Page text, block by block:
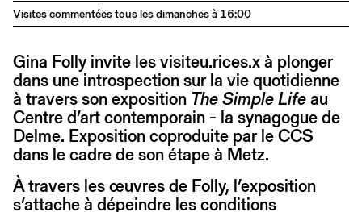
Visites commentées tous les dimanches à 16:00
Gina Folly invite les visiteu.rices.x à plonger
dans une introspection sur la vie quotidienne
à travers son exposition The Simple Lifeau
Centre d’art contemporain - la synagogue de
Delme. Exposition coproduite par le CCS
dans le cadre de son étape à Metz.
À travers les œuvres de Folly, l’exposition
s’attache à dépeindre les conditions